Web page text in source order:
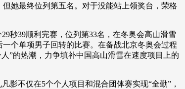
她最终位列第五名。对于没能站上领奖台，荣格
秒39顺利完赛，位列第33名，在冬奥会高山滑雪
个单项男子回转的比赛。在备战北京冬奥会过程
”的热潮，力争填补中国高山滑雪在速度项目上的
不仅在5个个人项目和混合团体赛实现“全勤”，